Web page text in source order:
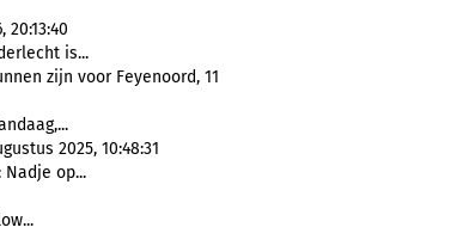
is...
zijn voor Feyenoord, 11
2025, 10:48:31
op...